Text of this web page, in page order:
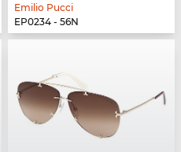
Emilio Pucci
EP0234 - 56N